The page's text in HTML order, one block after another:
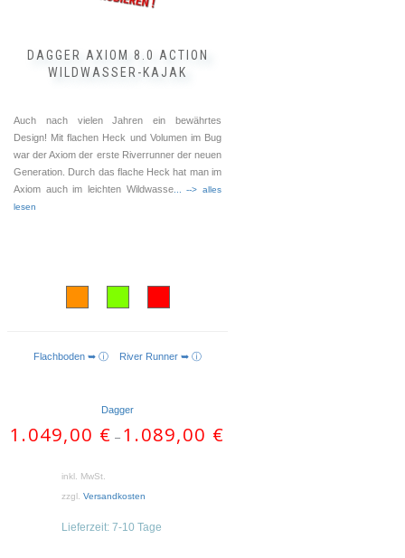
DAGGER AXIOM 8.0 ACTION
WILDWASSER-KAJAK
Auch nach vielen Jahren ein bewährtes
Design! Mit flachen Heck und Volumen im Bug
war der Axiom der erste Riverrunner der neuen
Generation. Durch das flache Heck hat man im
Axiom auch im leichten Wildwasse... --> alles
lesen
AUSFÜHRUNG WÄHLEN
Flachboden ➥ ⓘ River Runner ➥ ⓘ
Dagger
1.049,00 € – 1.089,00 €
inkl. MwSt.
zzgl. Versandkosten
Lieferzeit: 7-10 Tage